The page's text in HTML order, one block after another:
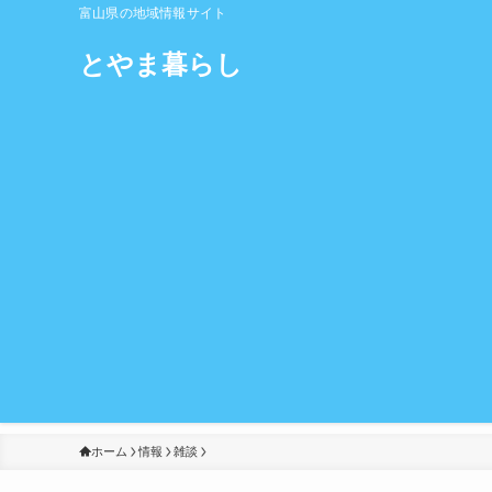
富山県の地域情報サイト
とやま暮らし
ホーム 情報 雑談